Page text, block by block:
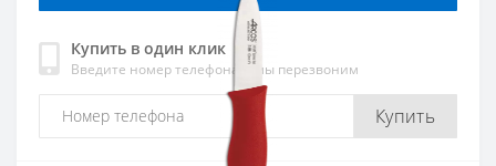
Купить в один клик
Введите номер телефона и мы перезвоним
Купить